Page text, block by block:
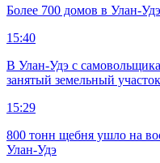
Более 700 домов в Улан-
15:40
В Улан-Удэ с
занятый земельный участок
15:29
800 тонн щебня ушло на
Улан-Удэ